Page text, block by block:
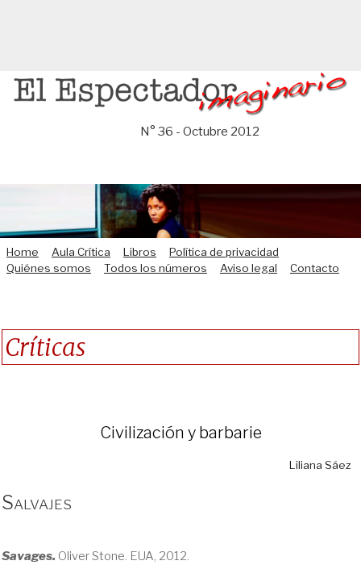
Saltar
N° 36 - Octubre 2012
Home Aula Crítica Libros
Política de privacidad
Quiénes somos
Todos los números Aviso legal Contacto
Críticas
Civilización y barbarie
Liliana Sáez
Salvajes
Savages. Oliver Stone. EUA, 2012.